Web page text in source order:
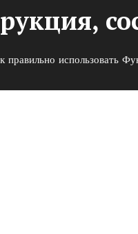
правильно использовать